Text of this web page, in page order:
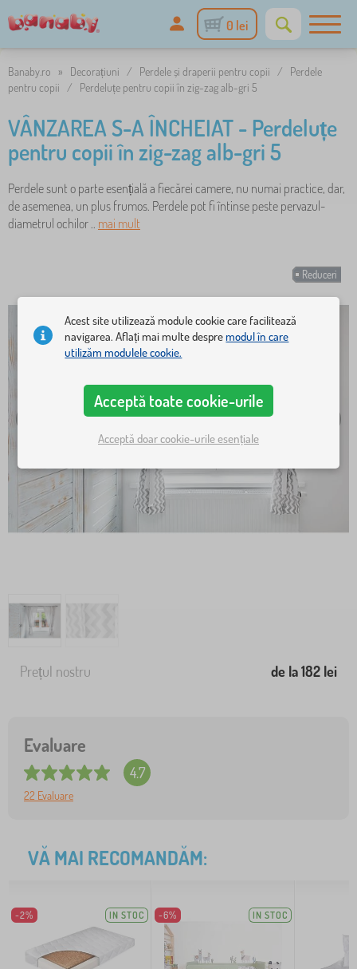
0 lei
Banaby.ro » Decorațiuni / Perdele și draperii pentru copii /
Perdele
pentru copii
/ Perdeluțe pentru copii în zig-zag alb-gri 5
VÂNZAREA S-A ÎNCHEIAT - Perdeluțe
pentru copii în zig-zag alb-gri 5
Perdele sunt o parte esențială a fiecărei camere, nu numai practice, dar,
de asemenea, un plus frumos. Perdele pot fi întinse peste pervazul-
diametrul ochilor .. mai mult
Reduceri
Prețul nostru de la 182 lei
Evaluare
4.7
22 Evaluare
VĂ MAI RECOMANDĂM:
-2% IN STOC -6% IN STOC
Acest site utilizează module cookie care facilitează
navigarea. Aflați mai multe despremodul în care
utilizăm modulele cookie.
Acceptă toate cookie-urile
Acceptă doar cookie-urile esențiale